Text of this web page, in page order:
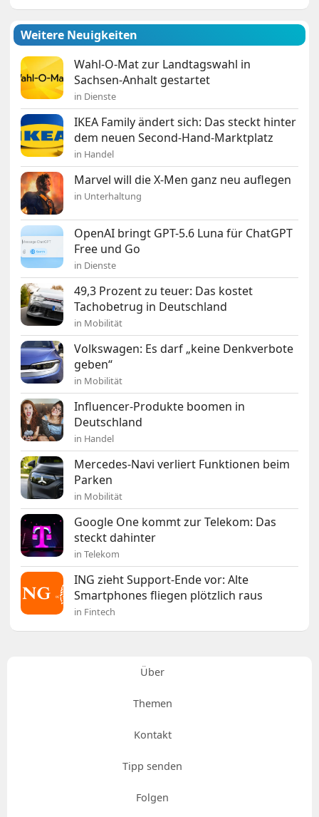
Weitere Neuigkeiten
Wahl-O-Mat zur Landtagswahl in
Sachsen-Anhalt gestartet
in Dienste
IKEA Family ändert sich: Das steckt hinter
dem neuen Second-Hand-Marktplatz
in Handel
Marvel will die X-Men ganz neu auflegen
in Unterhaltung
OpenAI bringt GPT-5.6 Luna für ChatGPT
Free und Go
in Dienste
49,3 Prozent zu teuer: Das kostet
Tachobetrug in Deutschland
in Mobilität
Volkswagen: Es darf „keine Denkverbote
geben“
in Mobilität
Influencer-Produkte boomen in
Deutschland
in Handel
Mercedes-Navi verliert Funktionen beim
Parken
in Mobilität
Google One kommt zur Telekom: Das
steckt dahinter
in Telekom
ING zieht Support-Ende vor: Alte
Smartphones fliegen plötzlich raus
in Fintech
Über
Themen
Kontakt
Tipp senden
Folgen